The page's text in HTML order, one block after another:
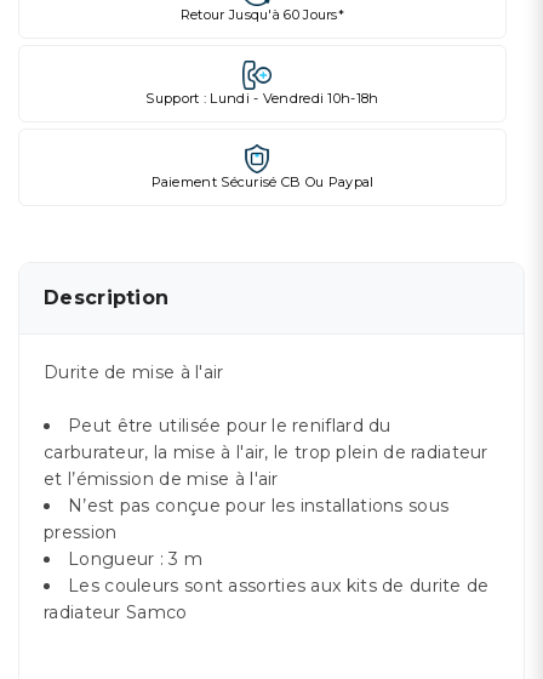
Retour Jusqu'à 60 Jours*
Support : Lundi - Vendredi 10h-18h
Paiement Sécurisé CB Ou Paypal
Description
Durite de mise à l'air
Peut être utilisée pour le reniflard du
carburateur, la mise à l'air, le trop plein de radiateur
et l’émission de mise à l'air
N’est pas conçue pour les installations sous
pression
Longueur : 3 m
Les couleurs sont assorties aux kits de durite de
radiateur Samco